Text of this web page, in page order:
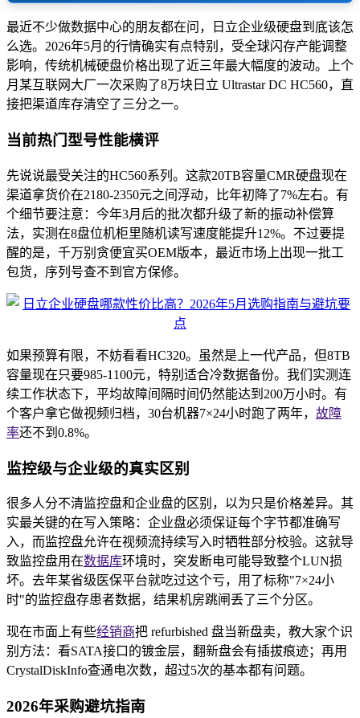
最近不少做数据中心的朋友都在问，日立企业级硬盘到底该怎
么选。2026年5月的行情确实有点特别，受全球闪存产能调整
影响，传统机械硬盘价格出现了近三年最大幅度的波动。上个
月某互联网大厂一次采购了8万块日立 Ultrastar DC HC560，直
接把渠道库存清空了三分之一。
当前热门型号性能横评
先说说最受关注的HC560系列。这款20TB容量CMR硬盘现在
渠道拿货价在2180-2350元之间浮动，比年初降了7%左右。有
个细节要注意：今年3月后的批次都升级了新的振动补偿算
法，实测在8盘位机柜里随机读写速度能提升12%。不过要提
醒的是，千万别贪便宜买OEM版本，最近市场上出现一批工
包货，序列号查不到官方保修。
如果预算有限，不妨看看HC320。虽然是上一代产品，但8TB
容量现在只要985-1100元，特别适合冷数据备份。我们实测连
续工作状态下，平均故障间隔时间仍然能达到200万小时。有
个客户拿它做视频归档，30台机器7×24小时跑了两年， 故障
率还不到0.8%。
监控级与企业级的真实区别
很多人分不清监控盘和企业盘的区别，以为只是价格差异。其
实最关键的在写入策略：企业盘必须保证每个字节都准确写
入，而监控盘允许在视频流持续写入时牺牲部分校验。这就导
致监控盘用在数据库环境时，突发断电可能导致整个LUN损
坏。去年某省级医保平台就吃过这个亏，用了标称"7×24小
时"的监控盘存患者数据，结果机房跳闸丢了三个分区。
现在市面上有些经销商把 refurbished 盘当新盘卖，教大家个识
别方法：看SATA接口的镀金层，翻新盘会有插拔痕迹；再用
CrystalDiskInfo查通电次数，超过5次的基本都有问题。
2026年采购避坑指南